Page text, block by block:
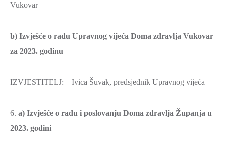
Vukovar
b) Izvješće o radu Upravnog vijeća Doma zdravlja Vukovar
za 2023. godinu
IZVJESTITELJ: – Ivica Šuvak, predsjednik Upravnog vijeća
6. a) Izvješće o radu i poslovanju Doma zdravlja Županja u
2023. godini